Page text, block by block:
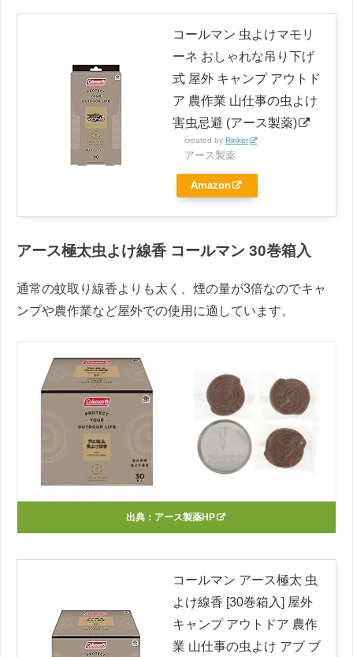
コールマン 虫よけマモリ
ーネ おしゃれな吊り下げ
式 屋外 キャンプ アウトド
ア 農作業 山仕事の虫よけ
害虫忌避 (アース製薬)
created by Rinker
アース製薬
Amazon
アース極太虫よけ線香 コールマン 30巻箱入
通常の蚊取り線香よりも太く、煙の量が3倍なのでキャ
ンプや農作業など屋外での使用に適しています。
出典： アース製薬HP
コールマン アース極太 虫
よけ線香 [30巻箱入] 屋外
キャンプ アウトドア 農作
業 山仕事の虫よけ アブ ブ